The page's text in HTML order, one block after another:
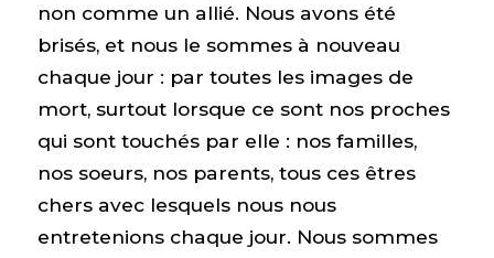
non comme un allié. Nous avons été
brisés, et nous le sommes à nouveau
chaque jour : par toutes les images de
mort, surtout lorsque ce sont nos proches
qui sont touchés par elle : nos familles,
nos soeurs, nos parents, tous ces êtres
chers avec lesquels nous nous
entretenions chaque jour. Nous sommes